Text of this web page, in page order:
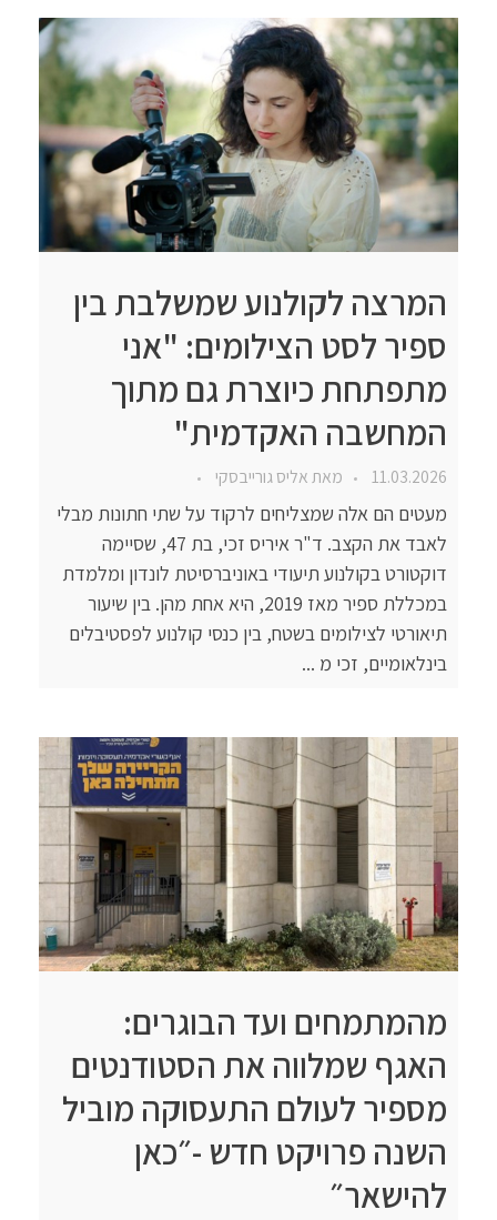
המרצה לקולנוע שמשלבת בין
ספיר לסט הצילומים: "אני
מתפתחת כיוצרת גם מתוך
המחשבה האקדמית"
11.03.2026 מאתאליס גורייבסקי
מעטים הם אלה שמצליחים לרקוד על שתי חתונות מבלי
לאבד את הקצב. ד"ר איריס זכי, בת 47, שסיימה
דוקטורט בקולנוע תיעודי באוניברסיטת לונדון ומלמדת
במכללת ספיר מאז 2019, היא אחת מהן. בין שיעור
תיאורטי לצילומים בשטח, בין כנסי קולנוע לפסטיבלים
בינלאומיים, זכי מ ...
מהמתמחים ועד הבוגרים:
האגף שמלווה את הסטודנטים
מספיר לעולם התעסוקה מוביל
השנה פרויקט חדש -״כאן
להישאר״